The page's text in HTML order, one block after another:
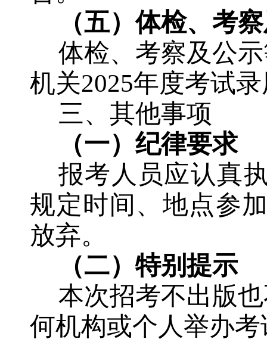
（五）体检、考察
体检、 考察及公
机关2025年度考试
三、其他事项
（一）纪律要求
报考 人员应认真
规定时间、地点参
放弃。
（二）特别提示
本次招考不出版
何机构或个人举办